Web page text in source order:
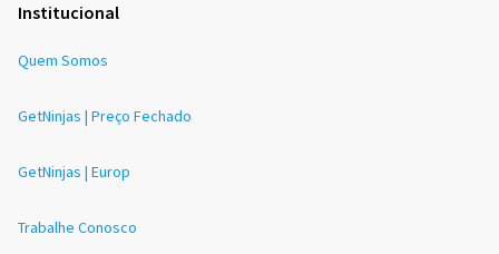
Institucional
Quem Somos
GetNinjas | Preço Fechado
GetNinjas | Europ
Trabalhe Conosco